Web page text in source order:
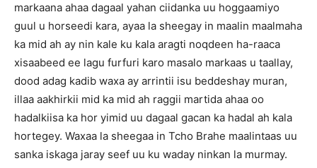
markaana ahaa dagaal yahan ciidanka uu hoggaamiyo
guul u horseedi kara, ayaa la sheegay in maalin maalmaha
ka mid ah ay nin kale ku kala aragti noqdeen ha-raaca
xisaabeed ee lagu furfuri karo masalo markaas u taallay,
dood adag kadib waxa ay arrintii isu beddeshay muran,
illaa aakhirkii mid ka mid ah raggii martida ahaa oo
hadalkiisa ka hor yimid uu dagaal gacan ka hadal ah kala
hortegey. Waxaa la sheegaa in Tcho Brahe maalintaas uu
sanka iskaga jaray seef uu ku waday ninkan la murmay.